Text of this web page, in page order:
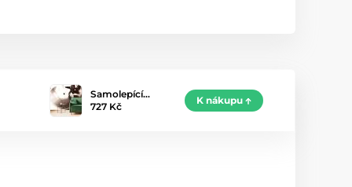
Samolepící…
727 Kč
K nákupu